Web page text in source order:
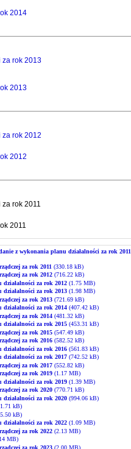
2014
za rok 2013
2013
za rok 2012
2012
rok 2011
2011
z wykonania planu działalności za rok 2011
za rok 2011 (330.18 kB)
za rok 2012 (716.22 kB)
za rok 2012 (1.75 MB)
za rok 2013 (1.98 MB)
za rok 2013 (721.69 kB)
za rok 2014 (407.42 kB)
za rok 2014 (481.32 kB)
za rok 2015 (453.31 kB)
za rok 2015 (547.49 kB)
za rok 2016 (582.52 kB)
za rok 2016 (561.83 kB)
za rok 2017 (742.52 kB)
za rok 2017 (552.82 kB)
za rok 2019 (1.17 MB)
za rok 2019 (1.39 MB)
za rok 2020 (770.71 kB)
za rok 2020 (994.06 kB)
kB)
kB)
za rok 2022 (1.09 MB)
za rok 2022 (2.13 MB)
MB)
za rok 2023 (2.00 MB)